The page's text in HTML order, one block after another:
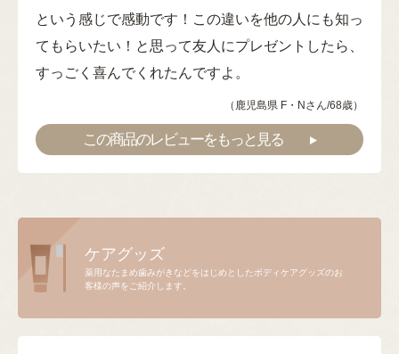
という感じで感動です！この違いを他の人にも知っ
てもらいたい！と思って友人にプレゼントしたら、
すっごく喜んでくれたんですよ。
（鹿児島県 F・Nさん/68歳）
この商品のレビューをもっと見る
ケアグッズ
薬用なたまめ歯みがきなどをはじめとしたボディケアグッズのお
客様の声をご紹介します。